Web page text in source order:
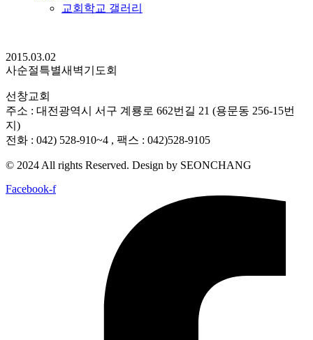
교회학교 갤러리
2015.03.02
사순절특별새벽기도회
선창교회
주소 : 대전광역시 서구 계룡로 662번길 21 (용문동 256-15번
지)
전화 : 042) 528-910~4 , 팩스 : 042)528-9105
© 2024 All rights Reserved. Design by SEONCHANG
Facebook-f